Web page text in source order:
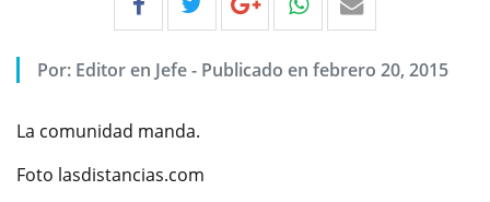
Por: Editor en Jefe- Publicado en febrero 20, 2015
La comunidad manda.
Foto lasdistancias.com